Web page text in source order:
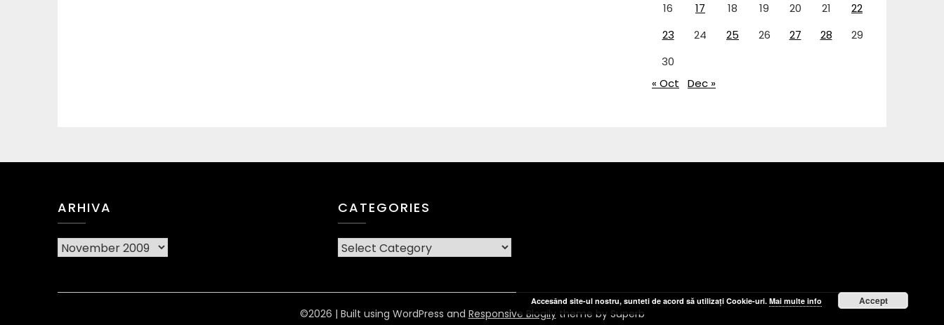
16
17 18 19 20 21
22
23
24 25 26 27 28
29
30
« Oct
Dec »
ARHIVA
Arhiva
CATEGORIES
CATEGORIES
©2026 | Built using WordPress and Responsive Blogily theme by Superb
Accesând site-ul nostru, sunteti de acord să utilizați Cookie-uri. Mai multe info Accept